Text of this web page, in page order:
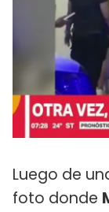
Luego de
foto donde